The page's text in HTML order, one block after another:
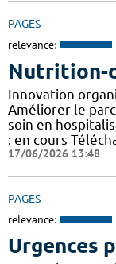
PAGES
relevance:
Nutrition-
Innovation
Améliorer le
soin en
: en cours
17/06/2026 13:48
PAGES
relevance:
Urgences